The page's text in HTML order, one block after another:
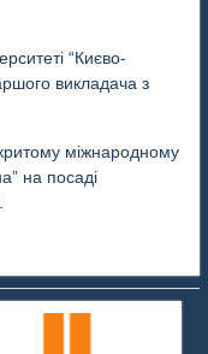
“Києво-
викладача з
міжнародному
на посаді